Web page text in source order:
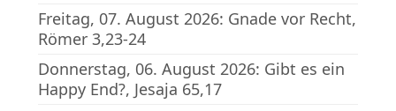
Freitag, 07. August 2026: Gnade vor Recht,
Römer 3,23-24
Donnerstag, 06. August 2026: Gibt es ein
Happy End?, Jesaja 65,17